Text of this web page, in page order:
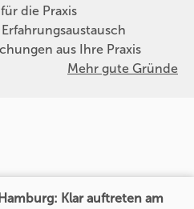
die Praxis
aus Ihre Praxis
Mehr gute Gründe
Klar auftreten am